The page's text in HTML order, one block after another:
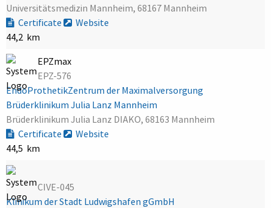
Universitätsmedizin Mannheim, 68167 Mannheim
Certificate
Website
44,2 km
EPZmax
EPZ-576
EndoProthetikZentrum der Maximalversorgung
Brüderklinikum Julia Lanz Mannheim
Brüderklinikum Julia Lanz DIAKO, 68163 Mannheim
Certificate
Website
44,5 km
CIVE-045
Klinikum der Stadt Ludwigshafen gGmbH